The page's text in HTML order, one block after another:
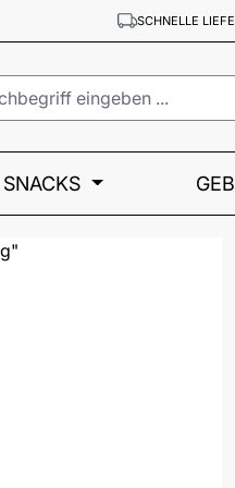
SCHNELLE
SNACKS